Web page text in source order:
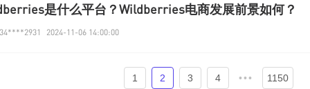
是什么平台？Wildberries电商发展前景如何？
2024-11-06 14:00:00
1 2 3 4 ••• 1150